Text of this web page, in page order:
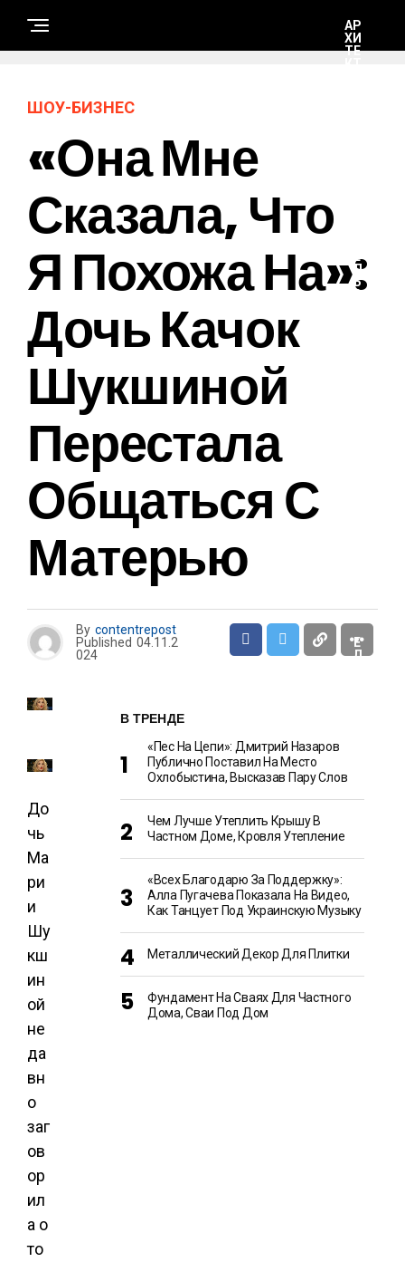
АР
ХИ
ТЕ
Е
Л
Ь
С
Е
Д
ШОУ-БИЗНЕС
«Она Мне
Сказала, Что
Я Похожа На»:
Дочь Качок
Шукшиной
Перестала
Общаться С
Матерью
By contentrepost
Published 04.11.2
024
До
чь
Ма
ри
и
Шу
кш
ин
ой
не
да
вн
о
заг
ов
ор
ил
а о
то
В ТРЕНДЕ
«Пес На Цепи»: Дмитрий Назаров
Публично Поставил На Место
Охлобыстина, Высказав Пару Слов
Чем Лучше Утеплить Крышу В
Частном Доме, Кровля Утепление
«Всех Благодарю За Поддержку»:
Алла Пугачева Показала На Видео,
Как Танцует Под Украинскую Музыку
Металлический Декор Для Плитки
Фундамент На Сваях Для Частного
Дома, Сваи Под Дом